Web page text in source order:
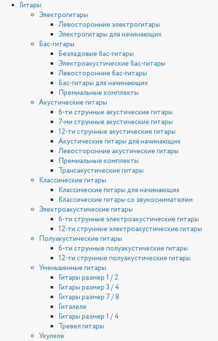
Гитары
Электрогитары
Левосторонние электрогитары
Электрогитары для начинающих
Бас-гитары
Безладовые бас-гитары
Электроакустические бас-гитары
Левосторонние бас-гитары
Бас-гитары для начинающих
Премиальные комплекты
Акустические гитары
6-ти струнные акустические гитары
7-ми струнные акустические гитары
12-ти струнные акустические гитары
Акустические гитары для начинающих
Левосторонние акустические гитары
Премиальные комплекты
Трансакустические гитары
Классические гитары
Классические гитары для начинающих
Классические гитары со звукоснимателем
Электроакустические гитары
6-ти струнные электроакустические гитары
12-ти струнные электроакустические гитары
Полуакустические гитары
6-ти струнные полуакустические гитары
12-ти струнные полуакустические гитары
Уменьшенные гитары
Гитары размер 1 / 2
Гитары размер 3 / 4
Гитары размер 7 / 8
Гиталеле
Гитары размер 1 / 4
Тревел гитары
Укулеле